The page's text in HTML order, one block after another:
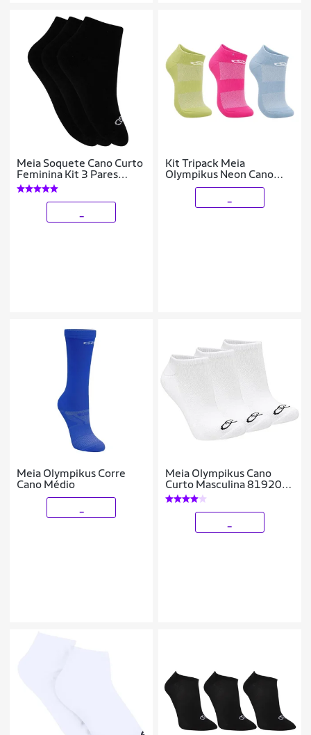
Meia Soquete Cano Curto
Feminina Kit 3 Pares
Olympikus 81919 Pretas
33ao38
Kit Tripack Meia
Olympikus Neon Cano
Invisivel Feminina
Meia Olympikus Corre
Cano Médio
Meia Olympikus Cano
Curto Masculina 81920
39144 Kit 3 Pares